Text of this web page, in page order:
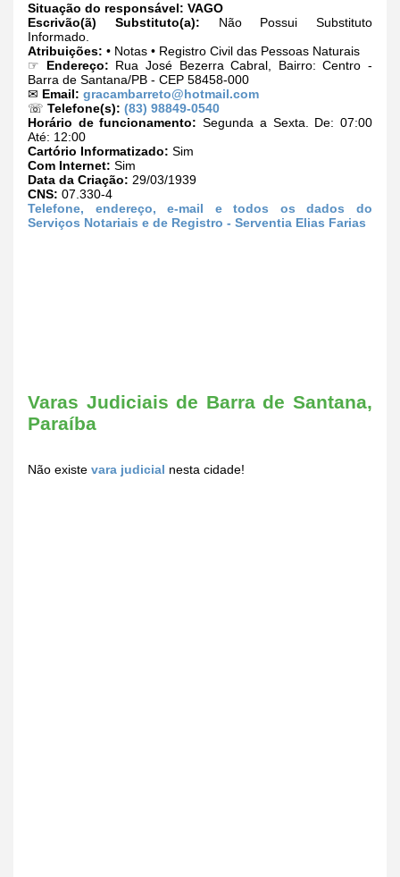
Situação do responsável: VAGO
Escrivão(ã) Substituto(a): Não Possui Substituto
Informado.
Atribuições: • Notas • Registro Civil das Pessoas Naturais
☞ Endereço: Rua José Bezerra Cabral, Bairro: Centro -
Barra de Santana/PB - CEP 58458-000
✉ Email: gracambarreto@hotmail.com
☏ Telefone(s): (83) 98849-0540
Horário de funcionamento: Segunda a Sexta. De: 07:00
Até: 12:00
Cartório Informatizado: Sim
Com Internet: Sim
Data da Criação: 29/03/1939
CNS: 07.330-4
Telefone, endereço, e-mail e todos os dados do
Serviços Notariais e de Registro - Serventia Elias Farias
Varas Judiciais de Barra de Santana,
Paraíba
Não existe vara judicial nesta cidade!